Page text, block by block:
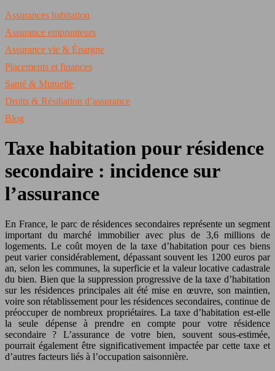
Assurances habitation
Assurance emprunteurs
Assurance vie & Épargne
Placements et finances
Santé & Mutuelle
Droits & Résiliation d’assurance
Blog
Taxe habitation pour résidence
secondaire : incidence sur
l’assurance
En France, le parc de résidences secondaires représente un segment
important du marché immobilier avec plus de 3,6 millions de
logements. Le coût moyen de la taxe d’habitation pour ces biens
peut varier considérablement, dépassant souvent les 1200 euros par
an, selon les communes, la superficie et la valeur locative cadastrale
du bien. Bien que la suppression progressive de la taxe d’habitation
sur les résidences principales ait été mise en œuvre, son maintien,
voire son rétablissement pour les résidences secondaires, continue de
préoccuper de nombreux propriétaires. La taxe d’habitation est-elle
la seule dépense à prendre en compte pour votre résidence
secondaire ? L’assurance de votre bien, souvent sous-estimée,
pourrait également être significativement impactée par cette taxe et
d’autres facteurs liés à l’occupation saisonnière.